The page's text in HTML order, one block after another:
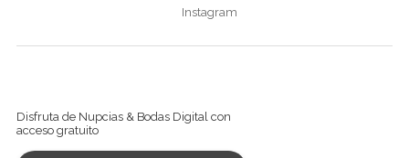
Instagram
Disfruta de Nupcias & Bodas Digital con
acceso gratuito